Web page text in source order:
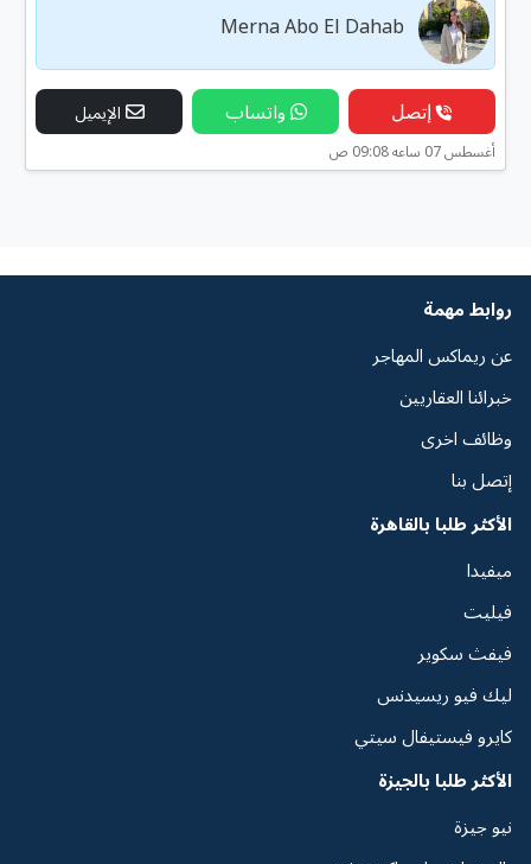
Merna Abo El Dahab
إتصل واتساب الإيميل
أغسطس 07 ساعه 09:08 ص
روابط مهمة
عن ريماكس المهاجر
خبرائنا العقاريين
وظائف اخرى
إتصل بنا
الأكثر طلبا بالقاهرة
ميفيدا
فيليت
فيفث سكوير
ليك فيو ريسيدنس
كايرو فيستيفال سيتي
الأكثر طلبا بالجيزة
نيو جيزة